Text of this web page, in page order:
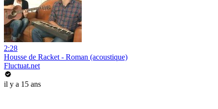
2:28
Housse de Racket - Roman (acoustique)
Fluctuat.net
il y a 15 ans